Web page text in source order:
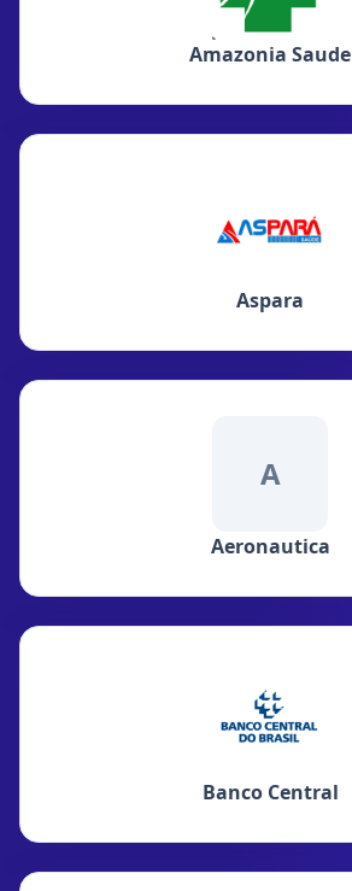
Amazonia Saude
Aspara
A
Aeronautica
Banco Central